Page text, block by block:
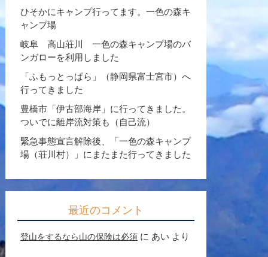
ひそかにキャンプ行ってます。一色の森キ
ャンプ場
岐阜 高山荘川 一色の森キャンプ場のバ
ンガローを利用しました
「ふもっとっぱら」（静岡県富士宮市）へ
行ってきました
豊橋市「伊古部海岸」に行ってきました。
ついでに離岸流対策も（自己流）
緊急事態宣言解除後、「一色の森キャンプ
場（荘川村）」にまたまた行ってきました
最近のコメント
登山をするなら山の保険は必須 に あい より